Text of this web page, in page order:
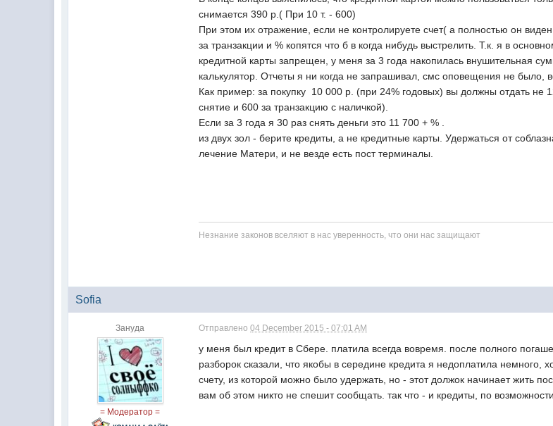
снимается 390 р.( При 10 т. - 600)
При этом их отражение, если не контролируете счет( а полностью он
за транзакции и % копятся что б в когда нибудь выстрелить. Т.к. я в
кредитной карты запрещен, у меня за 3 года накопилась внушительная
калькулятор. Отчеты я ни когда не запрашивал, смс оповещения не было,
Как пример: за покупку 10 000 р. (при 24% годовых) вы должны отдать не
снятие и 600 за транзакцию с наличкой).
Если за 3 года я 30 раз снять деньги это 11 700 + % .
из двух зол - берите кредиты, а не кредитные карты. Удержаться от
лечение Матери, и не везде есть пост терминалы.
Незнание законов вселяют в нас уверенность, что они нас защищают
Sofia
Зануда
= Модератор =
Отправлено04 December 2015 - 07:01 AM
у меня был кредит в Сбере. платила всегда вовремя. после полного
разборок сказали, что якобы в середине кредита я недоплатила
счету, из которой можно было удержать, но - этот должок начинает жить
вам об этом никто не спешит сообщать. так что - и кредиты, по